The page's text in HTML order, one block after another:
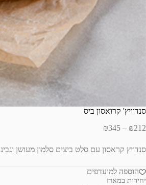
סנדוויץ' קרואסון ביס
₪212
–
₪345
סנדויץ קראסון עם סלט ביצים סלמון מעושן
הוספה למועדפים
יחידות במארז